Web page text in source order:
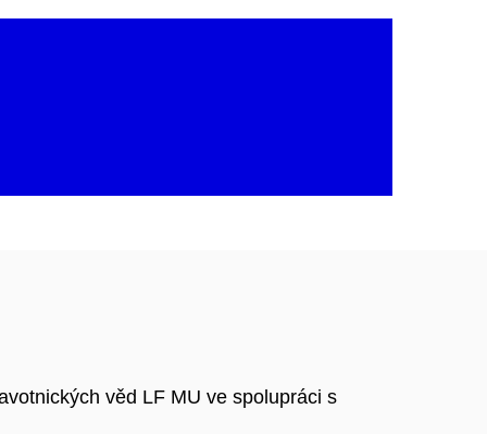
věd LF MU ve spolupráci s